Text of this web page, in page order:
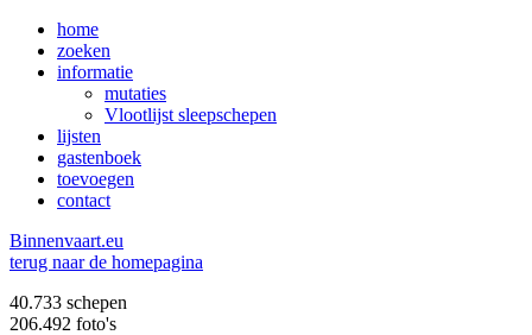
home
zoeken
informatie
mutaties
Vlootlijst sleepschepen
lijsten
gastenboek
toevoegen
contact
Binnenvaart.eu
terug naar de homepagina
40.733 schepen
206.492 foto's